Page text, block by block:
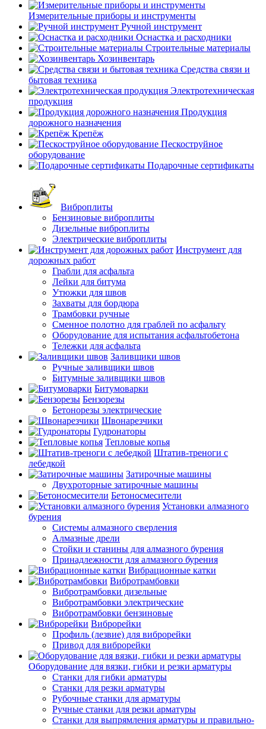
Измерительные приборы и инструменты
Ручной инструмент
Оснастка и расходники
Строительные материалы
Хозинвентарь
Средства связи и
бытовая техника
Электротехническая
продукция
Продукция
дорожного назначения
Крепёж
Пескоструйное
оборудование
Подарочные сертификаты
Виброплиты
Бензиновые виброплиты
Дизельные виброплиты
Электрические виброплиты
Инструмент для
дорожных работ
Грабли для асфальта
Лейки для битума
Утюжки для швов
Захваты для бордюра
Трамбовки ручные
Сменное полотно для граблей по асфальту
Оборудование для испытания асфальтобетона
Тележки для асфальта
Заливщики швов
Ручные заливщики швов
Битумные заливщики швов
Битумоварки
Бензорезы
Бетонорезы электрические
Швонарезчики
Гудронаторы
Тепловые копья
Штатив-треноги с
лебедкой
Затирочные машины
Двухроторные затирочные машины
Бетоносмесители
Установки алмазного
бурения
Системы алмазного сверления
Алмазные дрели
Стойки и станины для алмазного бурения
Принадлежности для алмазного бурения
Вибрационные катки
Вибротрамбовки
Вибротрамбовки дизельные
Вибротрамбовки электрические
Вибротрамбовки бензиновые
Виброрейки
Профиль (лезвие) для виброрейки
Привод для виброрейки
Оборудование для вязки, гибки и резки арматуры
Станки для гибки арматуры
Станки для резки арматуры
Рубочные станки для арматуры
Ручные станки для резки арматуры
Станки для выпрямления арматуры и правильно-